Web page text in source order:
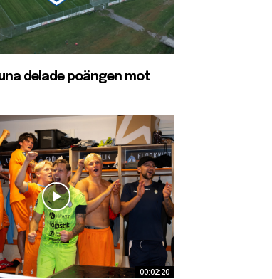
delade poängen mot
00:02:20